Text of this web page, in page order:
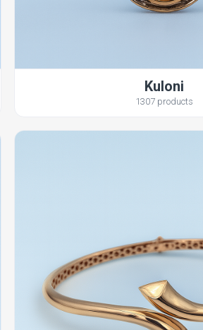
Kuloni
1307 products